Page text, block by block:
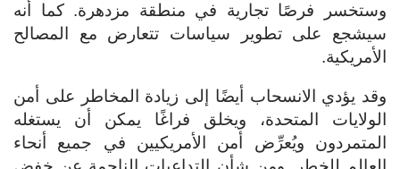
وستخسر فرصًا تجارية في منطقة مزدهرة. كما أنه
سيشجع على تطوير سياسات تتعارض مع المصالح
الأمريكية.
وقد يؤدي الانسحاب أيضًا إلى زيادة المخاطر على أمن
الولايات المتحدة، ويخلق فراغًا يمكن أن يستغله
المتمردون ويُعرِّض أمن الأمريكيين في جميع أنحاء